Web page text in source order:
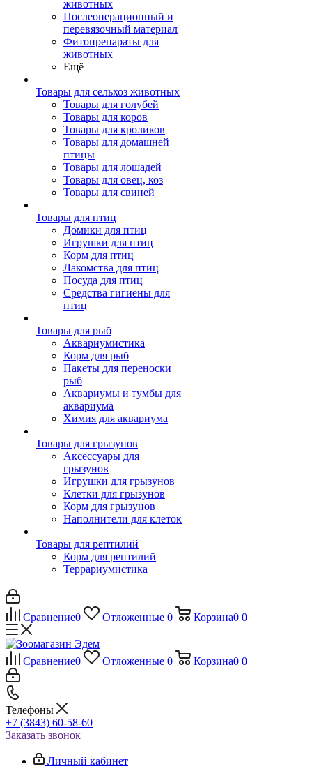
животных
Послеоперационный и
перевязочный материал
Фитопрепараты для
животных
Ещё
Товары для сельхоз животных
Товары для голубей
Товары для коров
Товары для кроликов
Товары для домашней
птицы
Товары для лошадей
Товары для овец, коз
Товары для свиней
Товары для птиц
Домики для птиц
Игрушки для птиц
Корм для птиц
Лакомства для птиц
Посуда для птиц
Средства гигиены для
птиц
Товары для рыб
Аквариумистика
Корм для рыб
Пакеты для переноски
рыб
Аквариумы и тумбы для
аквариума
Химия для аквариума
Товары для грызунов
Аксессуары для
грызунов
Игрушки для грызунов
Клетки для грызунов
Корм для грызунов
Наполнители для клеток
Товары для рептилий
Корм для рептилий
Террариумистика
Сравнение0 Отложенные 0 Корзина0 0
Сравнение0 Отложенные 0 Корзина0 0
Телефоны
+7 (3843) 60-58-60
Заказать звонок
Личный кабинет